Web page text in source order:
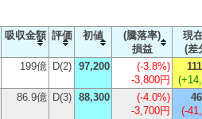
吸収金額 評価 初値
(騰落率)
損益
現
(差
199億 D(2) 97,200 (-3.8%)
-3,800円
86.9億 D(3) 88,300 (-4.0%)
-3,700円
(-